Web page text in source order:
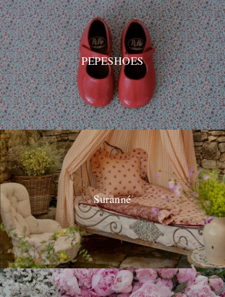
PEPESHOES
Suranné